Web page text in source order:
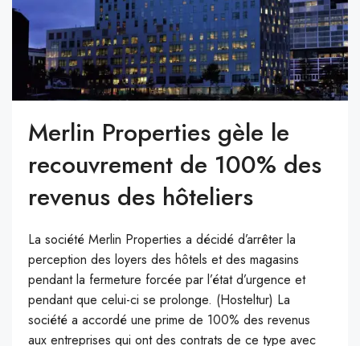
Merlin Properties gèle le
recouvrement de 100% des
revenus des hôteliers
La société Merlin Properties a décidé d’arrêter la
perception des loyers des hôtels et des magasins
pendant la fermeture forcée par l’état d’urgence et
pendant que celui-ci se prolonge. (Hosteltur) La
société a accordé une prime de 100% des revenus
aux entreprises qui ont des contrats de ce type avec